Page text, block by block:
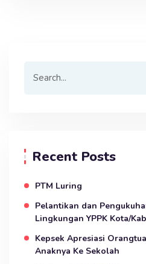
Recent Posts
PTM Luring
Pelantikan dan
Lingkungan YPPK Kota/
Kepsek Apresiasi
Anaknya Ke Sekolah